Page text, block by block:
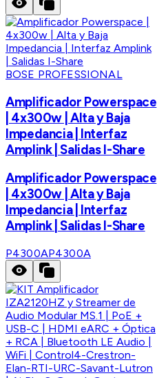
BOSE PROFESSIONAL
Amplificador Powerspace
| 4x300w | Alta y Baja
Impedancia | Interfaz
Amplink | Salidas I-Share
Amplificador Powerspace
| 4x300w | Alta y Baja
Impedancia | Interfaz
Amplink | Salidas I-Share
P4300AP4300A